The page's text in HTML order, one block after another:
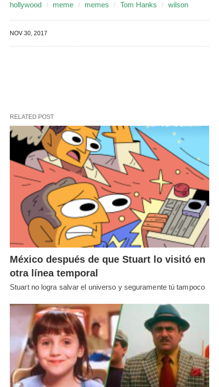
hollywood
meme memes Tom Hanks wilson
NOV 30, 2017
RELATED POST
México después de que Stuart lo visitó en
otra línea temporal
Stuart no logra salvar el universo y seguramente tú tampoco